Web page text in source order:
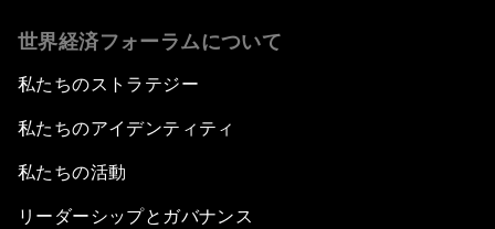
世界経済フォーラムについて
私たちのストラテジー
私たちのアイデンティティ
私たちの活動
リーダーシップとガバナンス